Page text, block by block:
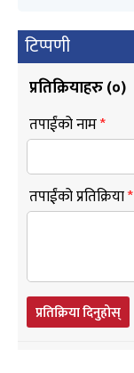
टिप्पणी
प्रतिक्रियाहरु (०)
तपाईंको नाम*
तपाईंको प्रतिक्रिया*
प्रतिक्रिया दिनुहोस्